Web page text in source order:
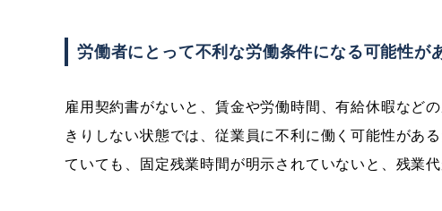
労働者にとって不利な労働条件になる可能性が
雇用契約書がないと、賃金や労働時間、有給休暇など
きりしない状態では、従業員に不利に働く可能性があ
ていても、固定残業時間が明示されていないと、残業